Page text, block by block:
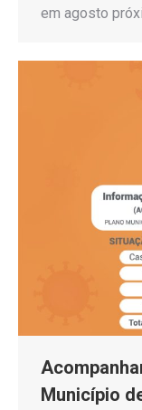
em agosto
Município